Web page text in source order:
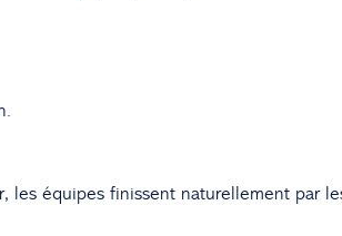
les équipes finissent naturellement par